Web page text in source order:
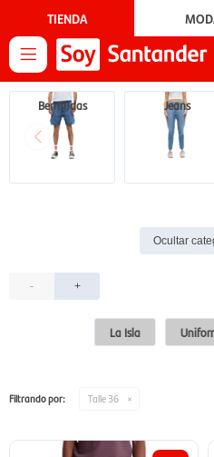
TIENDA

Bermudas Jeans
Ocultar
- +
La Isla
Filtrando por: Talle 36